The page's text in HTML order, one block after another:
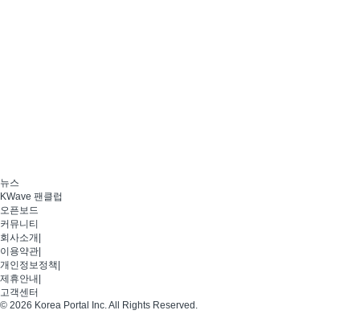
뉴스
KWave 팬클럽
오픈보드
커뮤니티
회사소개
이용약관
개인정보정책
제휴안내
고객센터
© 2026 Korea Portal Inc. All Rights Reserved.